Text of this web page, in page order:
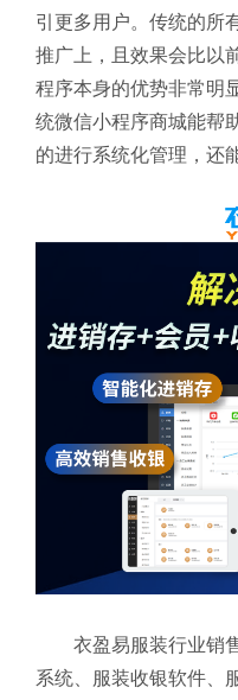
引更多用户。传统的所
推广上，且效果会比以
程序本身的优势非常明
统微信小程序商城能帮
的进行系统化管理，还
衣盈易服装行业销
系统、服装收银软件、